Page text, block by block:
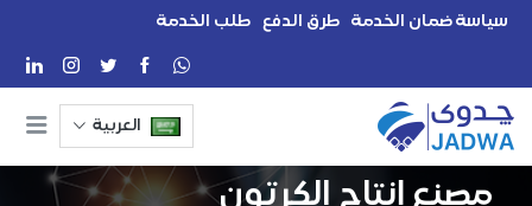
سياسة ضمان الخدمة طرق الدفع طلب الخدمة
العربية
مصنع إنتاج الكرتون